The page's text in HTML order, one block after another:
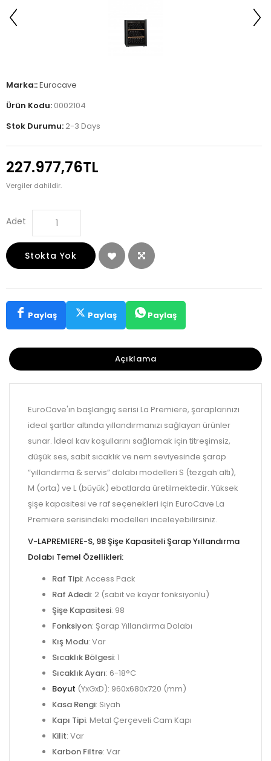
Marka::Eurocave
Ürün Kodu: 0002104
Stok Durumu: 2-3 Days
227.977,76TL
Vergiler dahildir.
Adet
Stokta Yok
Paylaş Paylaş Paylaş
Açıklama
EuroCave'ın başlangıç serisi La Premiere, şaraplarınızı
ideal şartlar altında yıllandırmanızı sağlayan ürünler
sunar. İdeal kav koşullarını sağlamak için titreşimsiz,
düşük ses, sabit sıcaklık ve nem seviyesinde şarap
“yıllandırma & servis” dolabı modelleri S (tezgah altı),
M (orta) ve L (büyük) ebatlarda üretilmektedir. Yüksek
şişe kapasitesi ve raf seçenekleri için EuroCave La
Premiere serisindeki modelleri inceleyebilirsiniz.
V-LAPREMIERE-S, 98 Şişe Kapasiteli Şarap Yıllandırma
Dolabı Temel Özellikleri:
Raf Tipi: Access Pack
Raf Adedi: 2 (sabit ve kayar fonksiyonlu)
Şişe Kapasitesi: 98
Fonksiyon: Şarap Yıllandırma Dolabı
Kış Modu: Var
Sıcaklık Bölgesi: 1
Sıcaklık Ayarı: 6-18°C
Boyut (YxGxD): 960x680x720 (mm)
Kasa Rengi: Siyah
Kapı Tipi: Metal Çerçeveli Cam Kapı
Kilit: Var
Karbon Filtre: Var